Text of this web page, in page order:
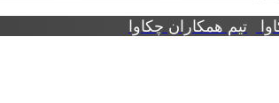
تیم همکاران چکاوا